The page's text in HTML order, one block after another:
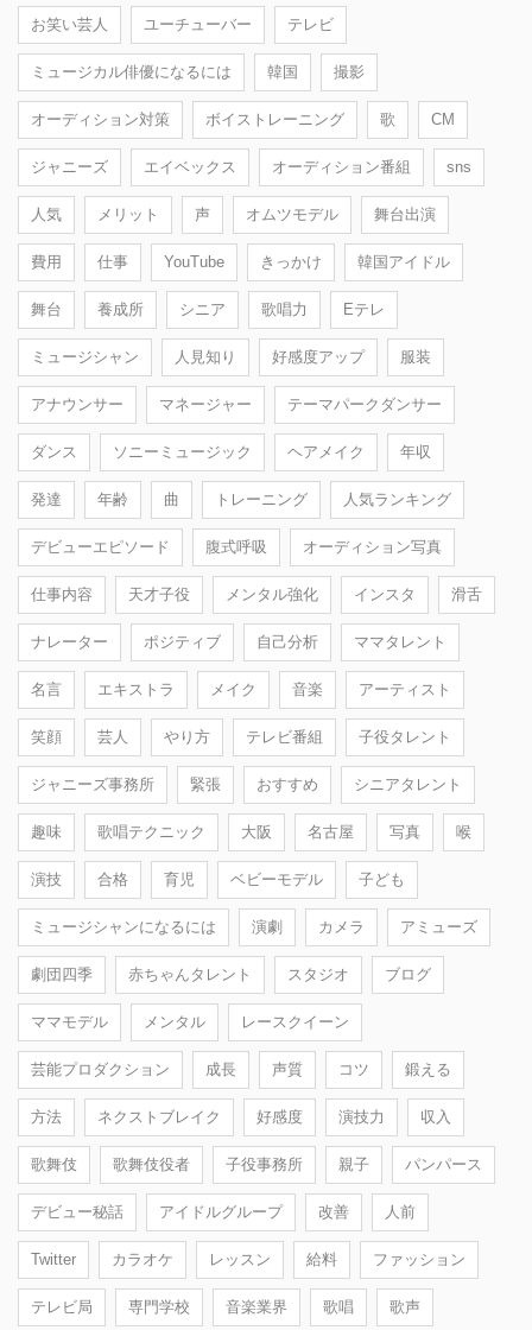
お笑い芸人 ユーチューバー テレビ
ミュージカル俳優になるには 韓国 撮影
オーディション対策 ボイストレーニング 歌 CM
ジャニーズ エイベックス オーディション番組 sns
人気 メリット 声 オムツモデル 舞台出演
費用 仕事 YouTube きっかけ 韓国アイドル
舞台 養成所 シニア 歌唱力 Eテレ
ミュージシャン 人見知り 好感度アップ 服装
アナウンサー マネージャー テーマパークダンサー
ダンス ソニーミュージック ヘアメイク 年収
発達 年齢 曲 トレーニング 人気ランキング
デビューエピソード 腹式呼吸 オーディション写真
仕事内容 天才子役 メンタル強化 インスタ 滑舌
ナレーター ポジティブ 自己分析 ママタレント
名言 エキストラ メイク 音楽 アーティスト
笑顔 芸人 やり方 テレビ番組 子役タレント
ジャニーズ事務所 緊張 おすすめ シニアタレント
趣味 歌唱テクニック 大阪 名古屋 写真 喉
演技 合格 育児 ベビーモデル 子ども
ミュージシャンになるには 演劇 カメラ アミューズ
劇団四季 赤ちゃんタレント スタジオ ブログ
ママモデル メンタル レースクイーン
芸能プロダクション 成長 声質 コツ 鍛える
方法 ネクストブレイク 好感度 演技力 収入
歌舞伎 歌舞伎役者 子役事務所 親子 パンパース
デビュー秘話 アイドルグループ 改善 人前
Twitter カラオケ レッスン 給料 ファッション
テレビ局 専門学校 音楽業界 歌唱 歌声